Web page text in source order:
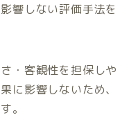
響しない評価手法を
・客観性を担保しや
に影響しないため、
。